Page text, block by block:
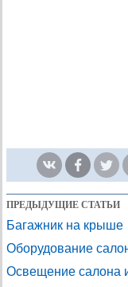
ПРЕДЫДУЩИЕ СТАТЬИ
Багажник на крыше
Оборудование
Освещение салона